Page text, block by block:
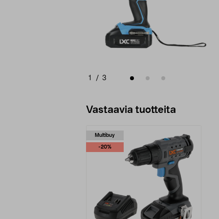
1 / 3
Vastaavia tuotteita
Multibuy
-20%